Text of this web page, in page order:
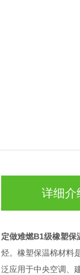
详细介
定做难燃B1级橡塑保
烃。橡塑保温棉材料
泛应用于中央空调、